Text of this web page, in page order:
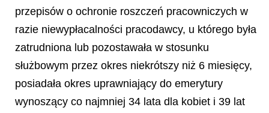
przepisów o ochronie roszczeń pracowniczych w
razie niewypłacalności pracodawcy, u którego była
zatrudniona lub pozostawała w stosunku
służbowym przez okres niekrótszy niż 6 miesięcy,
posiadała okres uprawniający do emerytury
wynoszący co najmniej 34 lata dla kobiet i 39 lat